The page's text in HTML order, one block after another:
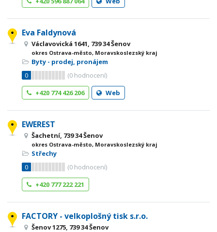
Eva Faldynová
Václavovická 1641, 739 34 Šenov
okres Ostrava-město, Moravskoslezský kraj
Byty - prodej, pronájem
0
(0 hodnocení)
+420 774 426 206
Web
EWEREST
Šachetní, 739 34 Šenov
okres Ostrava-město, Moravskoslezský kraj
Střechy
0
(0 hodnocení)
+420 777 222 221
FACTORY - velkoplošný tisk s.r.o.
Šenov 1275, 739 34 Šenov